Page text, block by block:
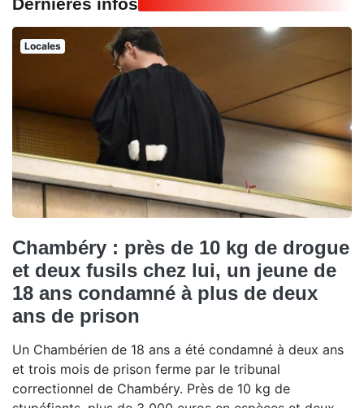
Locales
Chambéry : près de 10 kg de drogue
et deux fusils chez lui, un jeune de
18 ans condamné à plus de deux
ans de prison
Un Chambérien de 18 ans a été condamné à deux ans
et trois mois de prison ferme par le tribunal
correctionnel de Chambéry. Près de 10 kg de